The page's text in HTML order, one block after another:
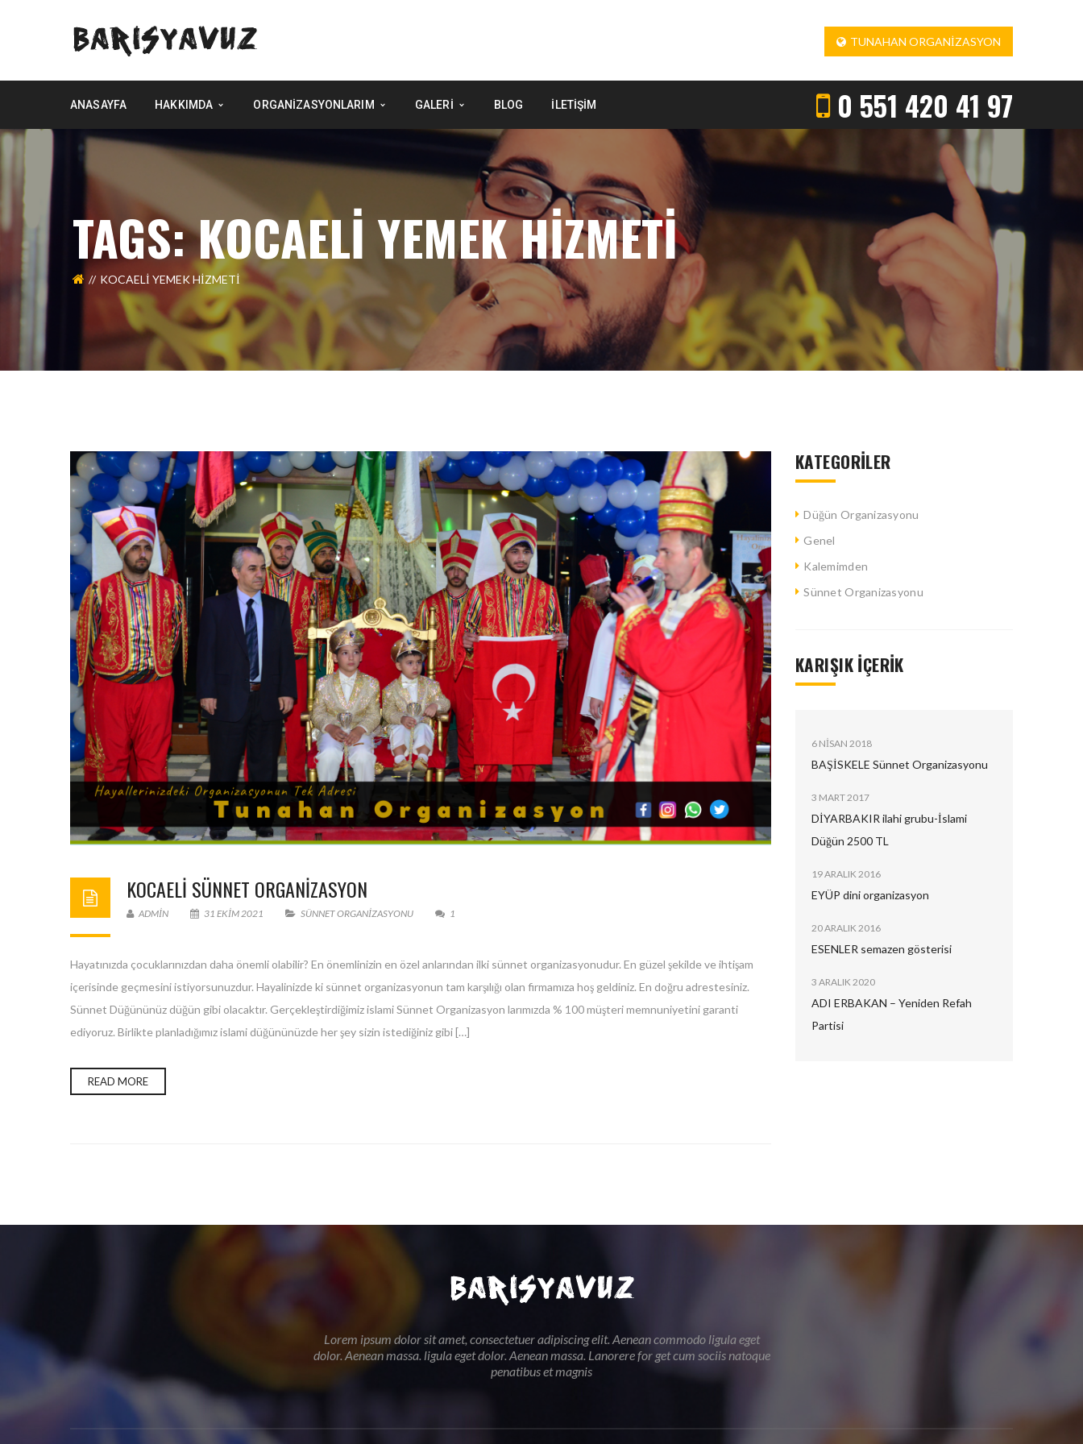
TUNAHAN ORGANIZASYON
ANASAYFA HAKKIMDA ORGANIZASYONLARIM GALERI BLOG İLETIŞIM 0 551 420 41 97
TAGS: KOCAELİ YEMEK HİZMETİ
KOCAELİ YEMEK HİZMETİ
KOCAELİ SÜNNET ORGANİZASYON
ADMIN 31 EKIM 2021 SÜNNET ORGANIZASYONU 1
Hayatınızda çocuklarınızdan daha önemli olabilir? En önemlinizin en özel anlarından ilki sünnet organizasyonudur. En güzel şekilde ve ihtişam
içerisinde geçmesini istiyorsunuzdur. Hayalinizde ki sünnet organizasyonun tam karşılığı olan firmamıza hoş geldiniz. En doğru adrestesiniz.
Sünnet Düğününüz düğün gibi olacaktır. Gerçekleştirdiğimiz islami Sünnet Organizasyon larımızda % 100 müşteri memnuniyetini garanti
ediyoruz. Birlikte planladığımız islami düğününüzde her şey sizin istediğiniz gibi […]
READ MORE
KATEGORILER
Düğün Organizasyonu
Genel
Kalemimden
Sünnet Organizasyonu
KARIŞIK İÇERIK
6 NISAN 2018
BAŞİSKELE Sünnet Organizasyonu
3 MART 2017
DİYARBAKIR ilahi grubu-İslami
Düğün 2500 TL
19 ARALIK 2016
EYÜP dini organizasyon
20 ARALIK 2016
ESENLER semazen gösterisi
3 ARALIK 2020
ADI ERBAKAN – Yeniden Refah
Partisi
Lorem ipsum dolor sit amet, consectetuer adipiscing elit. Aenean commodo ligula eget
dolor. Aenean massa. ligula eget dolor. Aenean massa. Lanorere for get cum sociis natoque
penatibus et magnis